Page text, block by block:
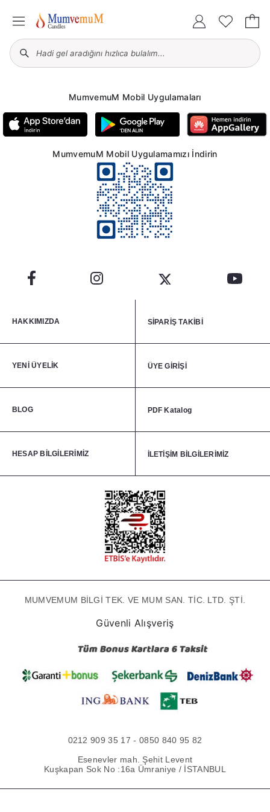
MumvemuM Mobil Uygulamaları
MumvemuM Mobil Uygulamamızı İndirin
HAKKIMIZDA SİPARİŞ TAKİBİ
YENİ ÜYELİK ÜYE GİRİŞİ
BLOG PDF Katalog
HESAP BİLGİLERİMİZ İLETİŞİM BİLGİLERİMİZ
MUMVEMUM BİLGİ TEK. VE MUM SAN. TİC. LTD. ŞTİ.
Güvenli Alışveriş
0212 909 35 17 - 0850 840 95 82
Esenevler mah. Şehit Levent
Kuşkapan Sok No :16a Ümraniye / İSTANBUL